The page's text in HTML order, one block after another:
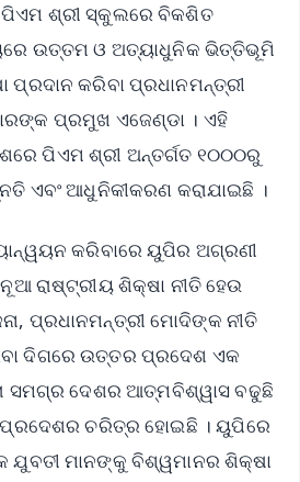
ଶ୍ରୀ ସ୍କୁଲରେ ବିକଶିତ
ଉତ୍ତମ ଓ ଅତ୍ୟାଧୁନିକ ଭିତ୍ତିଭୂମି
ପ୍ରଦାନ କରିବା ପ୍ରଧାନମନ୍ତ୍ରୀ
ପ୍ରମୁଖ ଏଜେଣ୍ଡା । ଏହି
ପିଏମ ଶ୍ରୀ ଅନ୍ତର୍ଗତ ୧୦୦୦ରୁ
ଏବଂ ଆଧୁନିକୀକରଣ କରାଯାଇଛି ।
କରିବାରେ ୟୁପିର ଅଗ୍ରଣୀ
ରାଷ୍ଟ୍ରୀୟ ଶିକ୍ଷା ନୀତି ହେଉ
ପ୍ରଧାନମନ୍ତ୍ରୀ ମୋଦିଙ୍କ ନୀତି
ଦିଗରେ ଉତ୍ତର ପ୍ରଦେଶ ଏକ
ସମଗ୍ର ଦେଶର ଆତ୍ମବିଶ୍ୱାସ ବଢୁଛି
ଚରିତ୍ର ହୋଇଛି । ୟୁପିରେ
ଯୁବତୀ ମାନଙ୍କୁ ବିଶ୍ୱମାନର ଶିକ୍ଷା